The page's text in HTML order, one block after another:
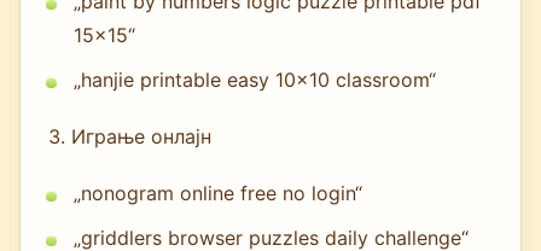
15x15“
„hanjie printable easy 10x10 classroom“
Играње онлајн
„nonogram online free no login“
„griddlers browser puzzles daily challenge“